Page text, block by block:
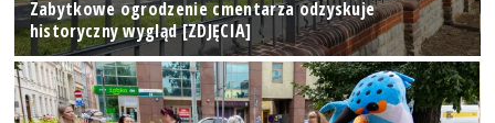
Zabytkowe ogrodzenie cmentarza odzyskuje
historyczny wygląd [ZDJĘCIA]